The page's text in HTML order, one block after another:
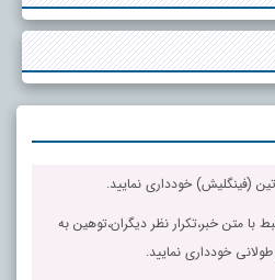
(فینگلیش) خودداری نمایید.
با متن خبر،تکرار نظر دیگران،توهین به
خودداری نمایید.